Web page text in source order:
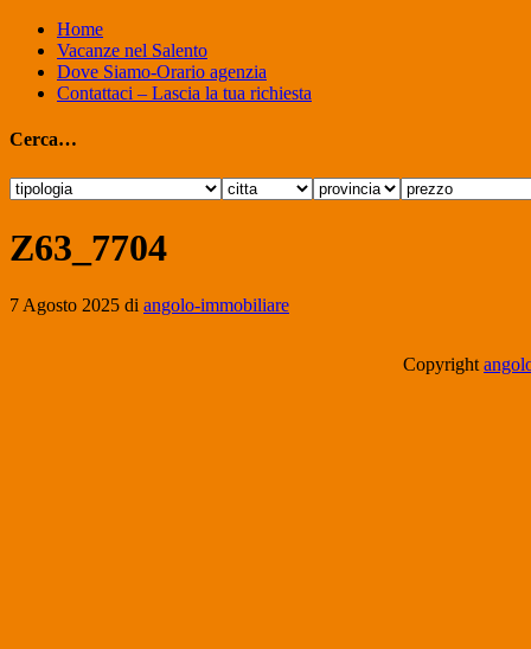
Home
Vacanze nel Salento
Dove Siamo-Orario agenzia
Contattaci – Lascia la tua richiesta
Cerca…
Z63_7704
7 Agosto 2025 di angolo-immobiliare
Copyright